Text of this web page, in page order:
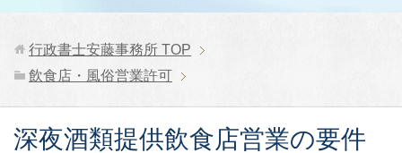
行政書士安藤事務所 TOP
飲食店・風俗営業許可
深夜酒類提供飲食店営業の要件